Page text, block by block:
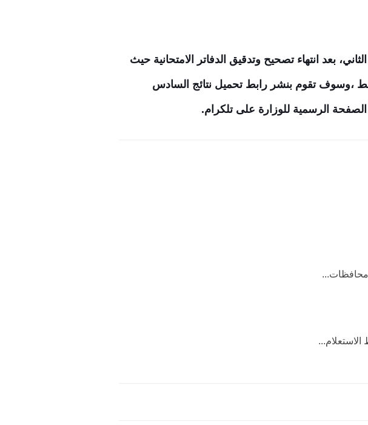
، بعد انتهاء تصحيح وتدقيق الدفاتر الامتحانية حيث
،وسوف تقوم بنشر رابط تحميل نتائج السادس
الصفحة الرسمية للوزارة على تلكرام.